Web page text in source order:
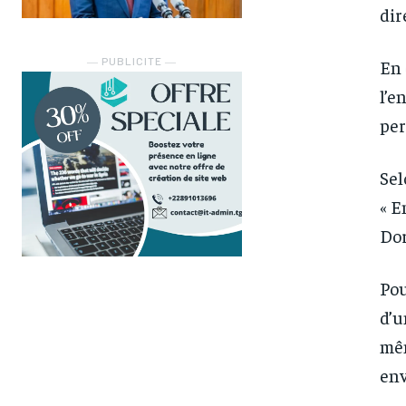
― PUBLICITE ―
En
«